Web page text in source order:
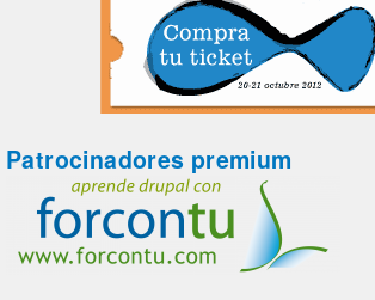
Patrocinadores premium